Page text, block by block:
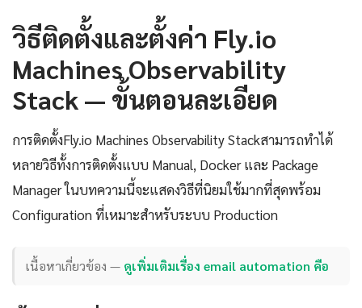
วิธีติดตั้งและตั้งค่า Fly.io
Machines Observability
Stack — ขั้นตอนละเอียด
การติดตั้งFly.io Machines Observability Stackสามารถทำได้
หลายวิธีทั้งการติดตั้งแบบ Manual, Docker และ Package
Manager ในบทความนี้จะแสดงวิธีที่นิยมใช้มากที่สุดพร้อม
Configuration ที่เหมาะสำหรับระบบ Production
เนื้อหาเกี่ยวข้อง — ดูเพิ่มเติมเรื่อง email automation คือ